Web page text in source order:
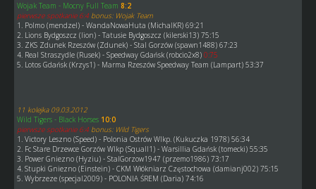
Wojak Team - Mocny Full Team 8:2
pierwsze spotkanie 6:4 bonus: Wojak Team
1. Polmo (mendzel) - WandaNowaHuta (MichalKR) 69:21
2. Lions Bydgoszcz (lion) - Tatusie Bydgoszcz (kilerski13) 75:15
3. ZKS Zdunek Rzeszów (Zdunek) - Stal Gorzów (spawn1488) 67:23
4. Real Straszydle (Rusek) - Speedway Gdańsk (robcio2x8) 0:75
5. Lotos Gdańsk (Krzys1) - Marma Rzeszów Speedway Team (Lampart) 53:37
11 kolejka 09.03.2012
Wild Tigers - Black Horses 10:0
pierwsze spotkanie 6:4 bonus: Wild Tigers
1. Victory Leszno (Speed) - Polonia Ostrów Wlkp. (Kukuczka 1978) 56:34
2. Fc Stare Drzewce Gorzów Wlkp (Squall1) - Warsillia Gdańsk (tomecki) 55:35
3. Power Gniezno (Hyziu) - StalGorzow1947 (przemo1986) 73:17
4. Stupki Gniezno (Einstein) - CKM Włókniarz Częstochowa (damianj002) 75:15
5. Wybrzeze (specjal2009) - POLONIA ŚREM (Daria) 74:16